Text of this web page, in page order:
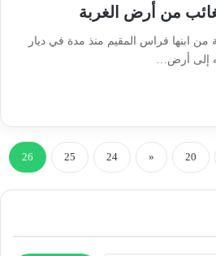
من أرض الغربة
من ابنها فراس المقيم منذ مدة في ديار
إلى أرض…
20
«
24
25
26